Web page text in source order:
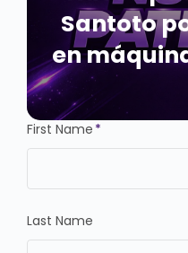
Santoto
en
First Name *
Last Name